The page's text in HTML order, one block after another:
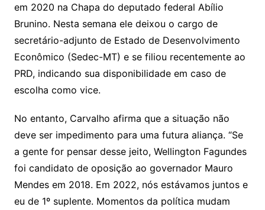
em 2020 na Chapa do deputado federal Abílio
Brunino. Nesta semana ele deixou o cargo de
secretário-adjunto de Estado de Desenvolvimento
Econômico (Sedec-MT) e se filiou recentemente ao
PRD, indicando sua disponibilidade em caso de
escolha como vice.
No entanto, Carvalho afirma que a situação não
deve ser impedimento para uma futura aliança. “Se
a gente for pensar desse jeito, Wellington Fagundes
foi candidato de oposição ao governador Mauro
Mendes em 2018. Em 2022, nós estávamos juntos e
eu de 1º suplente. Momentos da política mudam